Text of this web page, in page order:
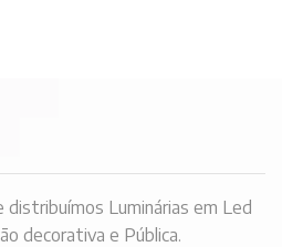
distribuímos Luminárias em Led
decorativa e Pública.